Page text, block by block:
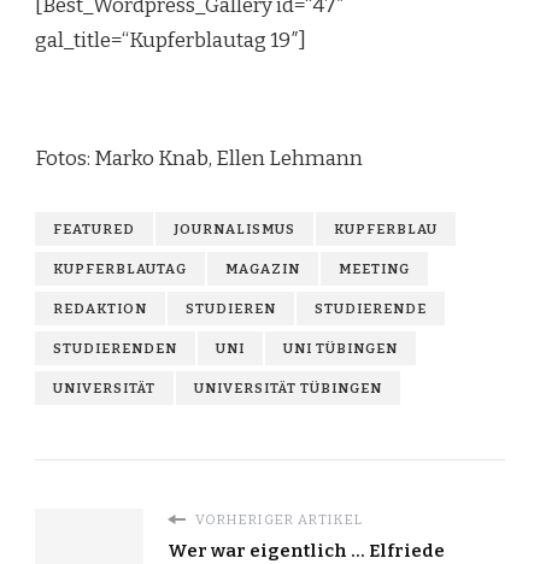
[Best_Wordpress_Gallery id=“47″
gal_title=“Kupferblautag 19″]
Fotos: Marko Knab, Ellen Lehmann
FEATURED JOURNALISMUS KUPFERBLAU
KUPFERBLAUTAG MAGAZIN MEETING
REDAKTION STUDIEREN STUDIERENDE
STUDIERENDEN UNI UNI TÜBINGEN
UNIVERSITÄT UNIVERSITÄT TÜBINGEN
VORHERIGER ARTIKEL
Wer war eigentlich … Elfriede